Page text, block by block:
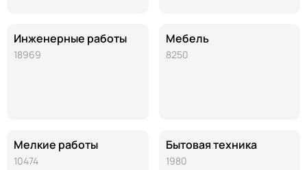
Инженерные работы
18969
Мелкие работы
10474
Мебель
8250
Бытовая техника
1980